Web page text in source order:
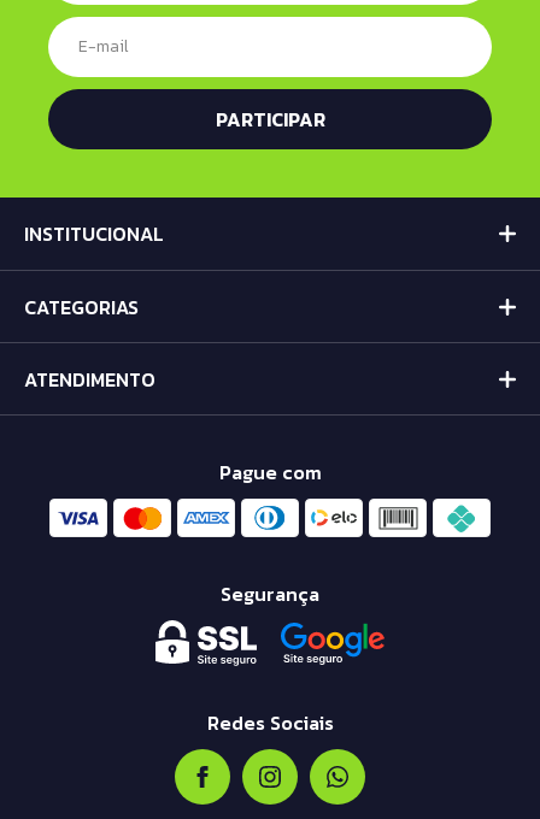
INSTITUCIONAL
CATEGORIAS
ATENDIMENTO
Pague com
Segurança
Redes Sociais